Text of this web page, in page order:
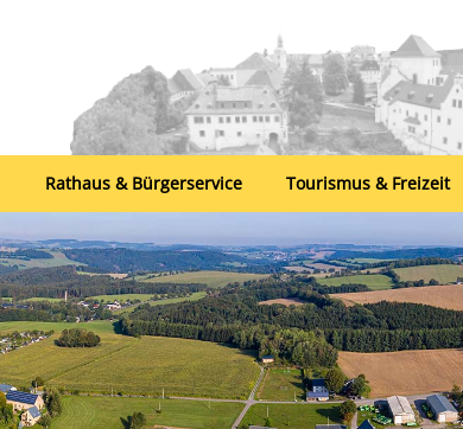
Rathaus & Bürgerservice Tourismus & Freizeit